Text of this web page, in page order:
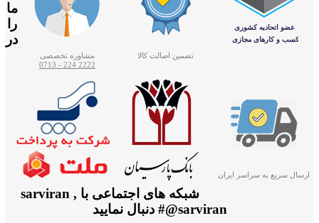
تضمین اصالت کالا
مشاوره تخصصی
2222 224 - 0713
ارسال سریع به سراسر ایران
ما
را
در
شبکه های اجتماعی با sarviran ,
@sarviran# دنبال نمایید